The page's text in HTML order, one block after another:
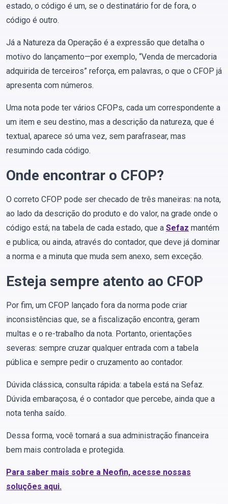
estado, o código é um, se o destinatário for de fora, o
código é outro.
Já a Natureza da Operação é a expressão que detalha o
motivo do lançamento—por exemplo, “Venda de mercadoria
adquirida de terceiros” reforça, em palavras, o que o CFOP já
apresenta com números.
Uma nota pode ter vários CFOPs, cada um correspondente a
um item e seu destino, mas a descrição da natureza, que é
textual, aparece só uma vez, sem parafrasear, mas
resumindo cada código.
Onde encontrar o CFOP?
O correto CFOP pode ser checado de três maneiras: na nota,
ao lado da descrição do produto e do valor, na grade onde o
código está; na tabela de cada estado, que a Sefaz mantém
e publica; ou ainda, através do contador, que deve já dominar
a norma e a minuta que muda sem anexo, sem exceção.
Esteja sempre atento ao CFOP
Por fim, um CFOP lançado fora da norma pode criar
inconsistências que, se a fiscalização encontra, geram
multas e o re-trabalho da nota. Portanto, orientações
severas: sempre cruzar qualquer entrada com a tabela
pública e sempre pedir o cruzamento ao contador.
Dúvida clássica, consulta rápida: a tabela está na Sefaz.
Dúvida embaraçosa, é o contador que percebe, ainda que a
nota tenha saído.
Dessa forma, você tornará a sua administração financeira
bem mais controlada e protegida.
Para saber mais sobre a Neofin, acesse nossas
soluções aqui.